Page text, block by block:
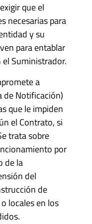
que el
necesarias para
y su
para entablar
Suministrador.
a
de Notificación)
que le impiden
el Contrato, si
trata sobre
por
de la
del
de
locales en los